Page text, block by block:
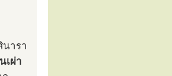
นารา
เผ่า